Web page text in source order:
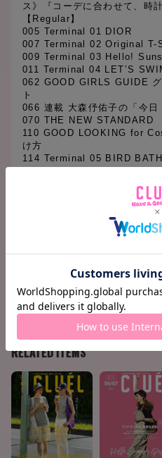
ス》『コーデに合わせて、時
【Regular】
005 Terminal 01 DIOR
007 Terminal 02 Original T-
009 Terminal 03 Hello!
011 Terminal 04 LET’S
062 GOOD GIRLS GUIDE グ
ト
066 連載 大森伃佑子の「今日
070 THE NEW STANDARD
110 GOOD LOOKING for
け方
114 Terminal 05 BIRD
116 Terminal 07 CAFE
121 今月の ART&BOOK